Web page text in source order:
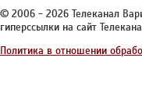
© 2006 - 2026 Телеканал
гиперссылки на сайт
Политика в отношении